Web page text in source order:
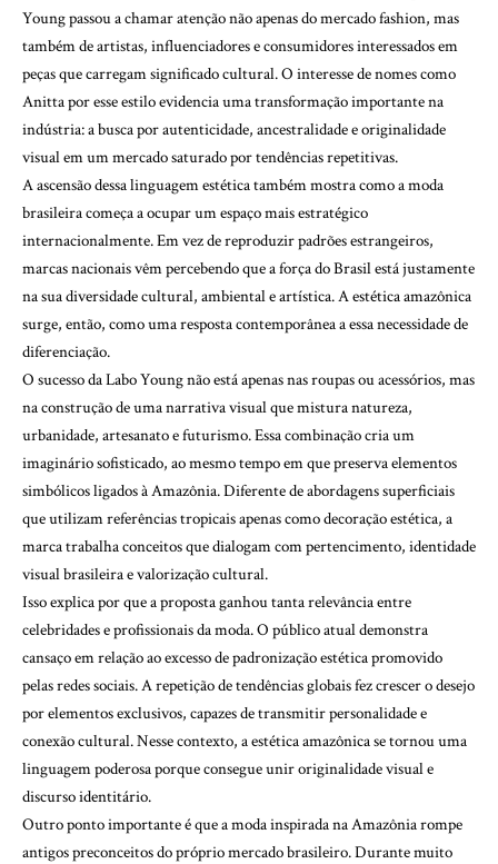
Young passou a chamar atenção não apenas do mercado fashion, mas
também de artistas, influenciadores e consumidores interessados em
peças que carregam significado cultural. O interesse de nomes como
Anitta por esse estilo evidencia uma transformação importante na
indústria: a busca por autenticidade, ancestralidade e originalidade
visual em um mercado saturado por tendências repetitivas.
A ascensão dessa linguagem estética também mostra como a moda
brasileira começa a ocupar um espaço mais estratégico
internacionalmente. Em vez de reproduzir padrões estrangeiros,
marcas nacionais vêm percebendo que a força do Brasil está justamente
na sua diversidade cultural, ambiental e artística. A estética amazônica
surge, então, como uma resposta contemporânea a essa necessidade de
diferenciação.
O sucesso da Labo Young não está apenas nas roupas ou acessórios, mas
na construção de uma narrativa visual que mistura natureza,
urbanidade, artesanato e futurismo. Essa combinação cria um
imaginário sofisticado, ao mesmo tempo em que preserva elementos
simbólicos ligados à Amazônia. Diferente de abordagens superficiais
que utilizam referências tropicais apenas como decoração estética, a
marca trabalha conceitos que dialogam com pertencimento, identidade
visual brasileira e valorização cultural.
Isso explica por que a proposta ganhou tanta relevância entre
celebridades e profissionais da moda. O público atual demonstra
cansaço em relação ao excesso de padronização estética promovido
pelas redes sociais. A repetição de tendências globais fez crescer o desejo
por elementos exclusivos, capazes de transmitir personalidade e
conexão cultural. Nesse contexto, a estética amazônica se tornou uma
linguagem poderosa porque consegue unir originalidade visual e
discurso identitário.
Outro ponto importante é que a moda inspirada na Amazônia rompe
antigos preconceitos do próprio mercado brasileiro. Durante muito